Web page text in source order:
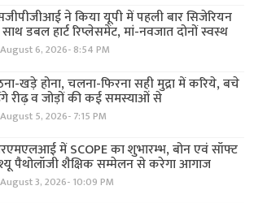
ने किया यूपी में पहली बार सिजेरियन
डबल हार्ट रिप्लेसमेंट, मां-नवजात दोनों स्वस्थ
August 6, 2026- 8:54 PM
खड़े होना, चलना-फिरना सही मुद्रा में करिये, बचे
रीढ़ व जोड़ों की कई समस्याओं से
August 5, 2026- 7:15 PM
में SCOPE का शुभारम्भ, बोन एवं सॉफ्ट
पैथोलॉजी शैक्षिक सम्मेलन से करेगा आगाज
August 3, 2026- 10:09 PM